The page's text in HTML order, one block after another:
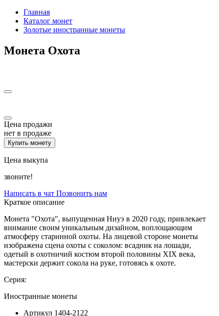
Главная
Каталог монет
Золотые иностранные монеты
Монета Охота
Цена продажи
нет в продаже
Купить монету
Цена выкупа
звоните!
Написать в чат Позвонить нам
Краткое описание
Монета "Охота", выпущенная Ниуэ в 2020 году, привлекает
внимание своим уникальным дизайном, воплощающим
атмосферу старинной охоты. На лицевой стороне монеты
изображена сцена охоты с соколом: всадник на лошади,
одетый в охотничий костюм второй половины XIX века,
мастерски держит сокола на руке, готовясь к охоте.
Серия:
Иностранные монеты
Артикул 1404-2122